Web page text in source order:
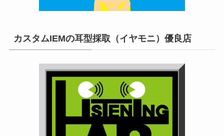
カスタムIEMの耳型採取（イヤモニ）優良店